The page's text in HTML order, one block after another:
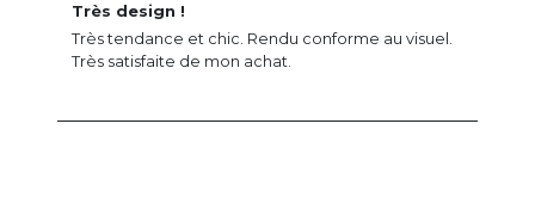
Très design !
Très tendance et chic. Rendu conforme au visuel.
Très satisfaite de mon achat.